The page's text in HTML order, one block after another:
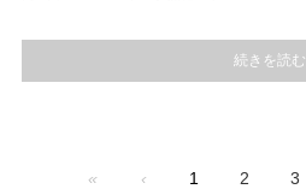
続きを読む
« ‹ 1 2 3